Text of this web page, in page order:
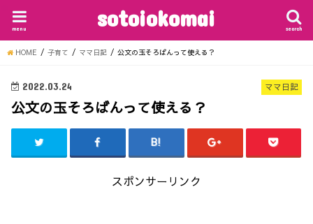
sotoiokomai search
menu
HOME 子育て ママ日記 公文の玉そろばんって使える？
ママ日記
2022.03.24
公文の玉そろばんって使える？
スポンサーリンク